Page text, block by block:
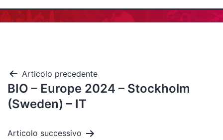
Articolo precedente
BIO – Europe 2024 – Stockholm
(Sweden) – IT
Articolo successivo